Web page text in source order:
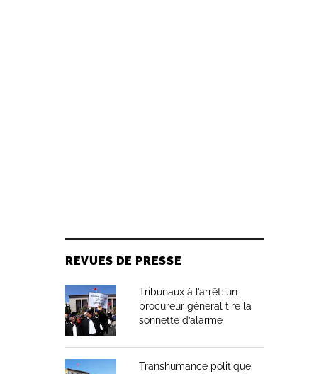
REVUES DE PRESSE
Tribunaux à l’arrêt: un
procureur général tire la
sonnette d’alarme
Transhumance politique: